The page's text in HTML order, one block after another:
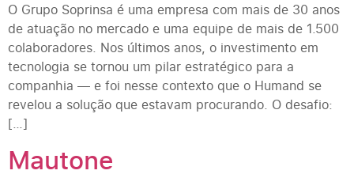
O Grupo Soprinsa é uma empresa com mais de 30 anos
de atuação no mercado e uma equipe de mais de 1.500
colaboradores. Nos últimos anos, o investimento em
tecnologia se tornou um pilar estratégico para a
companhia — e foi nesse contexto que o Humand se
revelou a solução que estavam procurando. O desafio:
[…]
Mautone